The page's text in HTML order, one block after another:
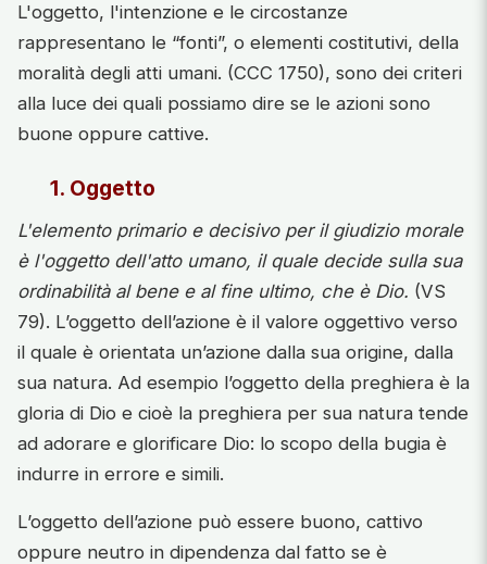
L'oggetto, l'intenzione e le circostanze
rappresentano le “fonti”, o elementi costitutivi, della
moralità degli atti umani. (CCC 1750), sono dei criteri
alla luce dei quali possiamo dire se le azioni sono
buone oppure cattive.
1. Oggetto
L'elemento primario e decisivo per il giudizio morale
è l'oggetto dell'atto umano, il quale decide sulla sua
ordinabilità al bene e al fine ultimo, che è Dio. (VS
79). L’oggetto dell’azione è il valore oggettivo verso
il quale è orientata un’azione dalla sua origine, dalla
sua natura. Ad esempio l’oggetto della preghiera è la
gloria di Dio e cioè la preghiera per sua natura tende
ad adorare e glorificare Dio: lo scopo della bugia è
indurre in errore e simili.
L’oggetto dell’azione può essere buono, cattivo
oppure neutro in dipendenza dal fatto se è